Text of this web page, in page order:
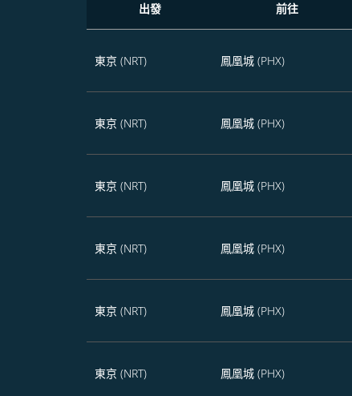
出發 前往
東京 (NRT) 鳳凰城 (PHX)
東京 (NRT) 鳳凰城 (PHX)
東京 (NRT) 鳳凰城 (PHX)
東京 (NRT) 鳳凰城 (PHX)
東京 (NRT) 鳳凰城 (PHX)
東京 (NRT) 鳳凰城 (PHX)